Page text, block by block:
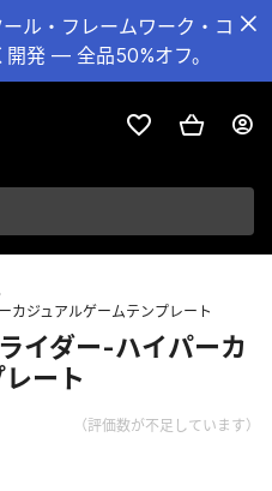
ル・フレームワーク・コ
発 — 全品50%オフ。
カジュアルゲームテンプレート
イダー-ハイパーカ
ート
（評価数が不足しています）